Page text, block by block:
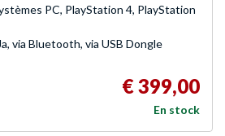
PC, PlayStation 4, PlayStation
via Bluetooth, via USB Dongle
€ 399,00
En stock